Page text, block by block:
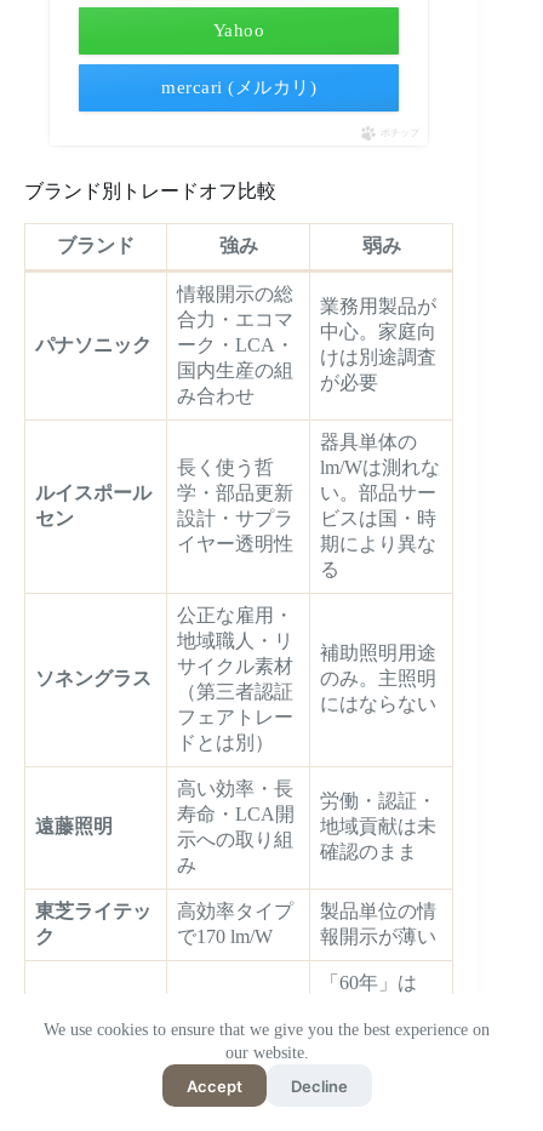
We use cookies to ensure that we give you the best experience on
our website.
Accept Decline
Yahoo
mercari (メルカリ)
ポチップ
ブランド別トレードオフ比較
ブランド 強み 弱み
パナソニック
情報開示の総
合力・エコマ
ーク・LCA・
国内生産の組
み合わせ
業務用製品が
中心。家庭向
けは別途調査
が必要
ルイスポール
セン
長く使う哲
学・部品更新
設計・サプラ
イヤー透明性
器具単体の
lm/Wは測れな
い。部品サー
ビスは国・時
期により異な
る
ソネングラス
公正な雇用・
地域職人・リ
サイクル素材
（第三者認証
フェアトレー
ドとは別）
補助照明用途
のみ。主照明
にはならない
遠藤照明
高い効率・長
寿命・LCA開
示への取り組
み
労働・認証・
地域貢献は未
確認のまま
東芝ライテッ
ク
高効率タイプ
で170 lm/W
製品単位の情
報開示が薄い
部品販売・劣
化を抑える設
計
「60年」は
LEDチップ理
品の寿命は